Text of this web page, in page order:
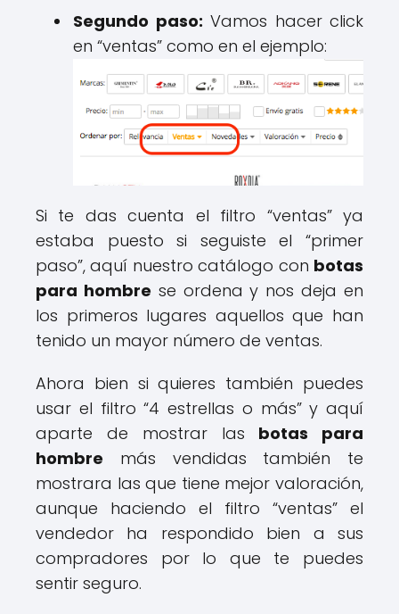
Segundo paso: Vamos hacer click
en “ventas” como en el ejemplo:
Si te das cuenta el filtro “ventas” ya
estaba puesto si seguiste el “primer
paso”, aquí nuestro catálogo con botas
para hombre se ordena y nos deja en
los primeros lugares aquellos que han
tenido un mayor número de ventas.
Ahora bien si quieres también puedes
usar el filtro “4 estrellas o más” y aquí
aparte de mostrar las botas para
hombre más vendidas también te
mostrara las que tiene mejor valoración,
aunque haciendo el filtro “ventas” el
vendedor ha respondido bien a sus
compradores por lo que te puedes
sentir seguro.